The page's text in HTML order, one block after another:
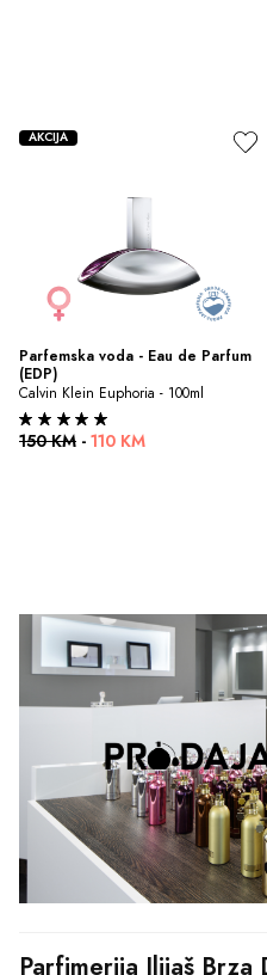
Parfemska voda - Eau de Parfum
(EDP)
Calvin Klein Euphoria - 100ml
150 KM - 110 KM
AKCIJA
Parfimerija Ilijaš Brza